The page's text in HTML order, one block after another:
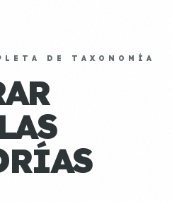
DE TAXONOMÍA